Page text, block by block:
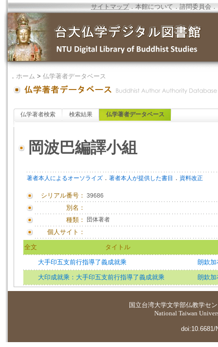
サイトマップ．本館について ．諮問委員会 ．
． ホーム > 仏学著者データベース
仏学著者検索 検索結果 仏学著者データベース
岡波巴編譯小組
著者本人によるオーソライズ ． 著者本人が提供した書目 ． 資料改正
シリアル番号： 39686
別名：
種類：
団体著者
個人サイト：
全文 タイトル
大手印五支前行指導了義成就乘 朗欽加
大印成就乘：大手印五支前行指導了義成就乘 朗欽加
国立台湾大学文学部仏教学セ
National Taiwan
doi:10.6681/